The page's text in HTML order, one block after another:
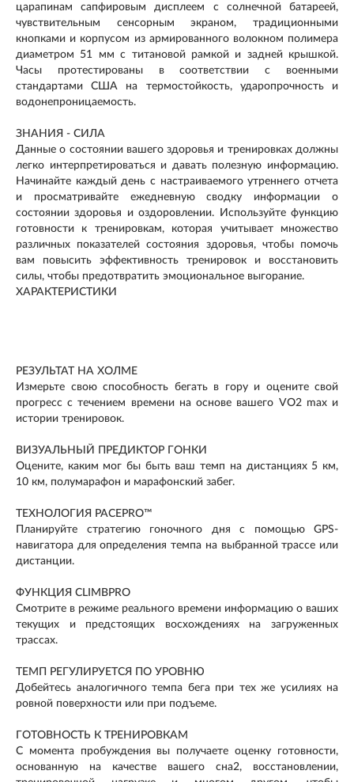
царапинам сапфировым дисплеем с солнечной батареей,
чувствительным сенсорным экраном, традиционными
кнопками и корпусом из армированного волокном полимера
диаметром 51 мм с титановой рамкой и задней крышкой.
Часы протестированы в соответствии с военными
стандартами США на термостойкость, ударопрочность и
водонепроницаемость.
ЗНАНИЯ - СИЛА
Данные о состоянии вашего здоровья и тренировках должны
легко интерпретироваться и давать полезную информацию.
Начинайте каждый день с настраиваемого утреннего отчета
и просматривайте ежедневную сводку информации о
состоянии здоровья и оздоровлении. Используйте функцию
готовности к тренировкам, которая учитывает множество
различных показателей состояния здоровья, чтобы помочь
вам повысить эффективность тренировок и восстановить
силы, чтобы предотвратить эмоциональное выгорание.
ХАРАКТЕРИСТИКИ
РЕЗУЛЬТАТ НА ХОЛМЕ
Измерьте свою способность бегать в гору и оцените свой
прогресс с течением времени на основе вашего VO2 max и
истории тренировок.
ВИЗУАЛЬНЫЙ ПРЕДИКТОР ГОНКИ
Оцените, каким мог бы быть ваш темп на дистанциях 5 км,
10 км, полумарафон и марафонский забег.
ТЕХНОЛОГИЯ PACEPRO™
Планируйте стратегию гоночного дня с помощью GPS-
навигатора для определения темпа на выбранной трассе или
дистанции.
ФУНКЦИЯ CLIMBPRO
Смотрите в режиме реального времени информацию о ваших
текущих и предстоящих восхождениях на загруженных
трассах.
ТЕМП РЕГУЛИРУЕТСЯ ПО УРОВНЮ
Добейтесь аналогичного темпа бега при тех же усилиях на
ровной поверхности или при подъеме.
ГОТОВНОСТЬ К ТРЕНИРОВКАМ
С момента пробуждения вы получаете оценку готовности,
основанную на качестве вашего сна2, восстановлении,